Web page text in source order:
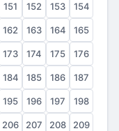
151 152 153 154
162 163 164 165
173 174 175 176
184 185 186 187
195 196 197 198
206 207 208 209